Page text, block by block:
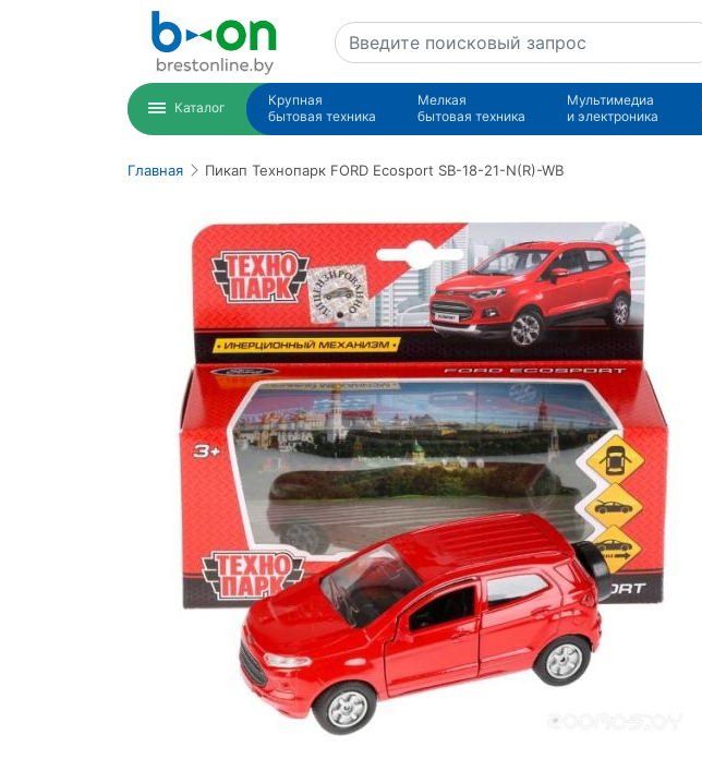
Каталог
Крупная
бытовая техника
Мелкая
бытовая техника
Мультимедиа
и электроника
Главная Пикап Технопарк FORD Ecosport SB-18-21-N(R)-WB